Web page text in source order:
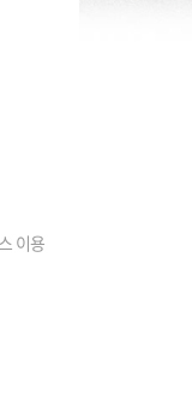
이용